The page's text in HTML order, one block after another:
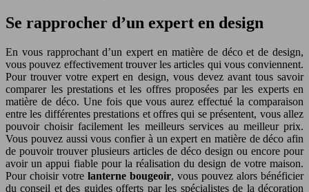
Se rapprocher d’un expert en design
En vous rapprochant d’un expert en matière de déco et de design,
vous pouvez effectivement trouver les articles qui vous conviennent.
Pour trouver votre expert en design, vous devez avant tous savoir
comparer les prestations et les offres proposées par les experts en
matière de déco. Une fois que vous aurez effectué la comparaison
entre les différentes prestations et offres qui se présentent, vous allez
pouvoir choisir facilement les meilleurs services au meilleur prix.
Vous pouvez aussi vous confier à un expert en matière de déco afin
de pouvoir trouver plusieurs articles de déco design ou encore pour
avoir un appui fiable pour la réalisation du design de votre maison.
Pour choisir votre lanterne bougeoir, vous pouvez alors bénéficier
du conseil et des guides offerts par les spécialistes de la décoration